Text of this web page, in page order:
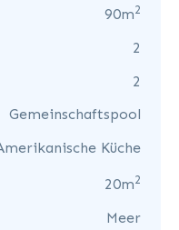
90m2
2
2
Gemeinschaftspool
Küche
20m2
Meer